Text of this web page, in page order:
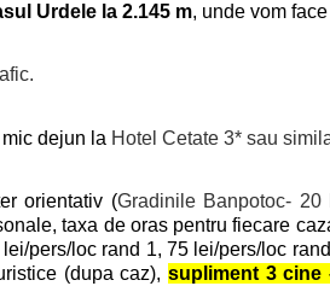
Urdele la 2.145 m, unde vom
dejun la Hotel Cetate 3* sau
orientativ (Gradinile Banpotoc-
taxa de oras pentru fiecare
pers/loc rand 1, 75 lei/pers/loc
(dupa caz), supliment 3 cine